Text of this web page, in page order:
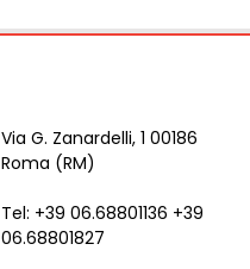
Via G. Zanardelli, 1 00186
Roma (RM)
Tel: +39 06.68801136 +39
06.68801827